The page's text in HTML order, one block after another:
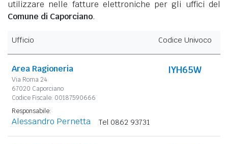
utilizzare nelle fatture elettroniche per gli uffici del
Comune di Caporciano.
Ufficio Codice Univoco
Area Ragioneria
Via Roma 24
67020 Caporciano
Codice Fiscale: 00187590666
IYH65W
Responsabile:
Alessandro Pernetta Tel 0862 93731